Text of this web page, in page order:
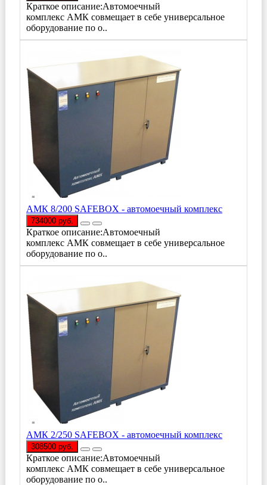
Краткое описание:Автомоечный
комплекс АМК совмещает в себе универсальное
оборудование по о..
АМК 8/200 SAFEBOX - автомоечный комплекс
734000 руб.
Краткое описание:Автомоечный
комплекс АМК совмещает в себе универсальное
оборудование по о..
АМК 2/250 SAFEBOX - автомоечный комплекс
308500 руб.
Краткое описание:Автомоечный
комплекс АМК совмещает в себе универсальное
оборудование по о..